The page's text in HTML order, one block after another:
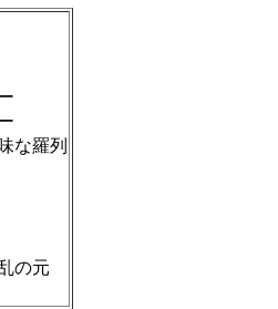
な羅列
の元